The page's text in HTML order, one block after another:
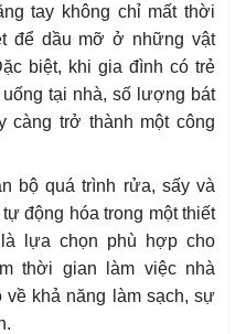
tay không chỉ mất thời
để dầu mỡ ở những vật
biệt, khi gia đình có trẻ
tại nhà, số lượng bát
càng trở thành một công
bộ quá trình rửa, sấy và
động hóa trong một thiết
lựa chọn phù hợp cho
thời gian làm việc nhà
về khả năng làm sạch, sự